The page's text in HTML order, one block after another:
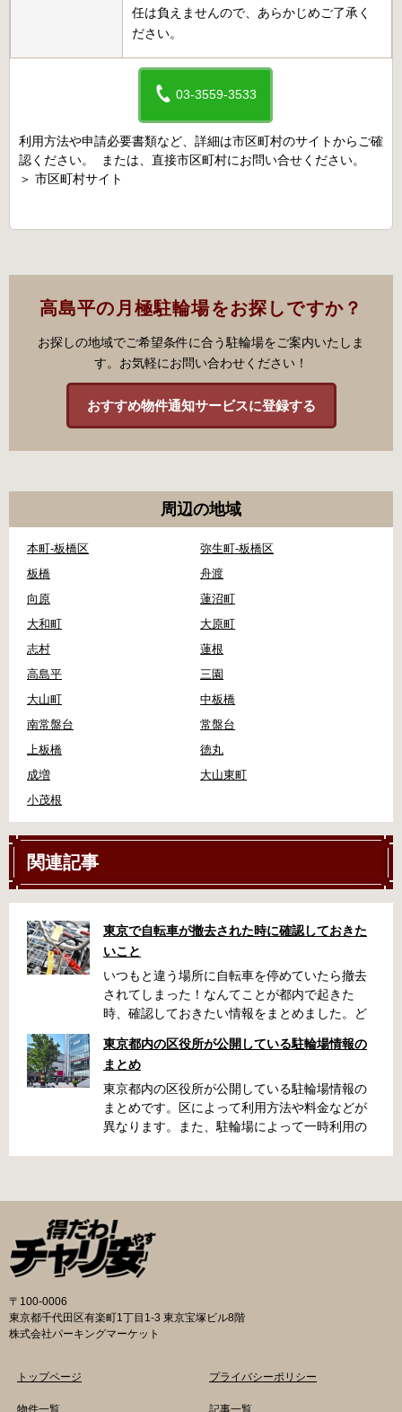
任は負えませんので、あらかじめご了承く
ださい。
03-3559-3533
利用方法や申請必要書類など、詳細は市区町村のサイトからご確
認ください。 または、直接市区町村にお問い合せください。
＞ 市区町村サイト
高島平の月極駐輪場をお探しですか？
お探しの地域でご希望条件に合う駐輪場をご案内いたしま
す。お気軽にお問い合わせください！
おすすめ物件通知サービスに登録する
周辺の地域
本町-板橋区
弥生町-板橋区
板橋
舟渡
向原
蓮沼町
大和町
大原町
志村
蓮根
高島平
三園
大山町
中板橋
南常盤台
常盤台
上板橋
徳丸
成増
大山東町
小茂根
関連記事
東京で自転車が撤去された時に確認しておきた
いこと
いつもと違う場所に自転車を停めていたら撤去
されてしまった！なんてことが都内で起きた
時、確認しておきたい情報をまとめました。ど
くらい？なんて疑問が浮かぶかと思います。事
前に確認していざという時対処しましょう。 千
代田区 / 新宿区 / 品川区 / 港区 / 中央区 / 大田区
/ 北区 / 墨田区 / 渋谷区 / 葛飾区 千代田区で撤去
された場合 猿楽町保管場所 住所 千代田区神田
の地図が置いてあります） 東京メトロ半蔵門
線、都営新宿・三田線神保町駅から徒歩7分 大
手町高架下自転車保管場所 住所 千代田区大手町
二丁目4番 電話 050-2018-6466（千代田区自転
車対策コールセンター） 最寄駅 東京メトロ半蔵
線大手町駅B3出口 返還の際に必要な書類 返還
料 2,000円 自転車の鍵 身分証明証 千代田区HP
保管場所 住所 新宿区内藤町11番地 ※都立新
東京都内の区役所が公開している駐輪場情報の
まとめ
東京都内の区役所が公開している駐輪場情報の
まとめです。区によって利用方法や料金などが
異なります。また、駐輪場によって一時利用の
の自転車駐輪場 利用方法 利用登録申請書の提出
申請期間内に利用登録申請書（PDF：
1,396KB） と必要書類を環境まちづくり総務課
あてに郵送（申請期間消印有効）または、期間
内に環境まちづくり総務課（区役所5階5B窓
さい（郵送先・各出張所の受付時間）。電話・
ファクス・メールでは申請できません。 利用料
生活保護受給者免除（詳しくはお問い合わせく
〒100-0006
東京都千代田区有楽町1丁目1-3 東京宝塚ビル8階
株式会社パーキングマーケット
トップページ
物件一覧
プライバシーポリシー
記事一覧